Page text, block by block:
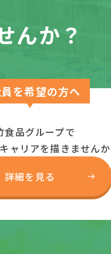
んか？
を希望の方へ
食品グループで
ャリアを描きませんか
詳細を見る